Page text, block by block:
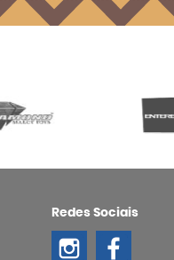
Redes Sociais